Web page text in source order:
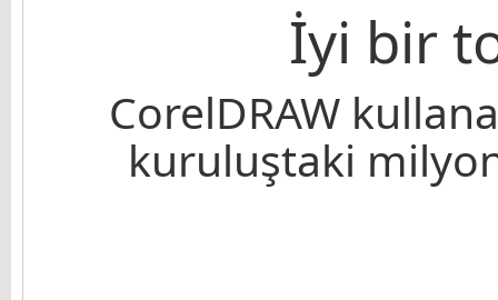
İyi bir
CorelDRAW
kuruluştaki